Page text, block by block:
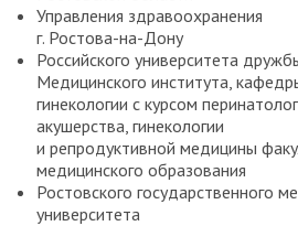
Управления здравоохранения
г. Ростова-на-Дону
Российского университета
Медицинского института,
гинекологии с курсом
акушерства, гинекологии
и репродуктивной медицины
медицинского образования
Ростовского государственного
университета